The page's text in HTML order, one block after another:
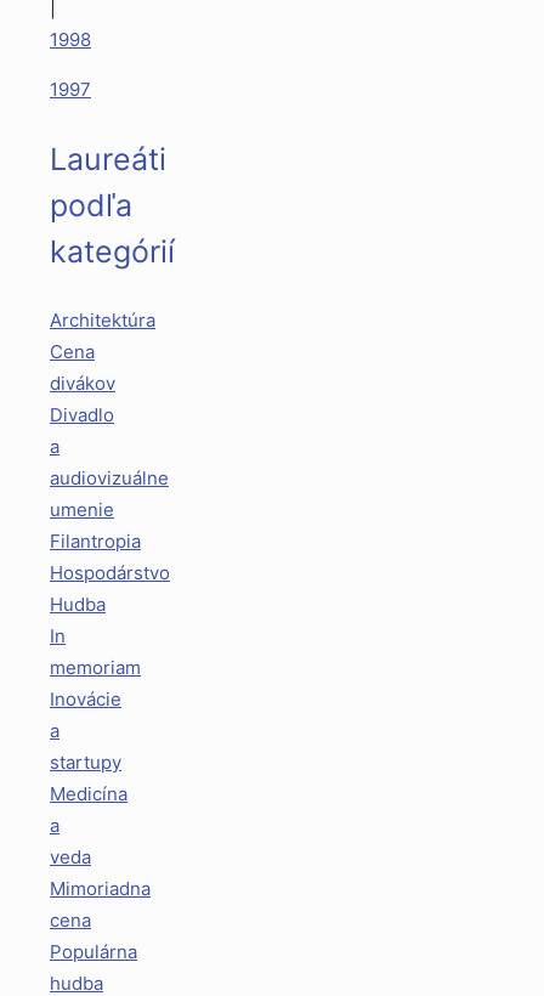
1998
1997
Laureáti
podľa
kategórií
Architektúra
Cena
divákov
Divadlo
a
audiovizuálne
umenie
Filantropia
Hospodárstvo
Hudba
In
memoriam
Inovácie
a
startupy
Medicína
a
veda
Mimoriadna
cena
Populárna
hudba